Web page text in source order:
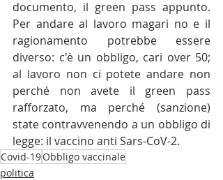
documento, il green pass appunto.
Per andare al lavoro magari no e il
ragionamento potrebbe essere
diverso: c'è un obbligo, cari over 50;
al lavoro non ci potete andare non
perché non avete il green pass
rafforzato, ma perché (sanzione)
state contravvenendo a un obbligo di
legge: il vaccino anti Sars-CoV-2.
Covid-19Obbligo vaccinale
politica